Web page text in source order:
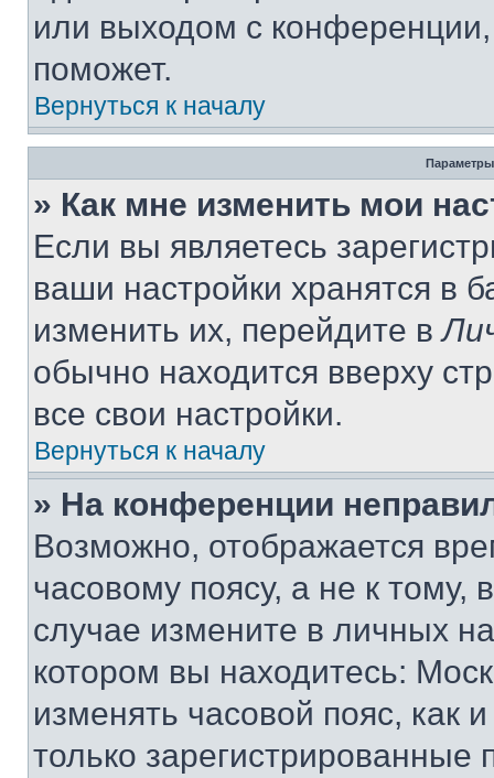
или выходом с
поможет.
Вернуться к началу
Параметры
» Как мне изменить мои
Если вы являетесь
ваши настройки хранятся в
изменить их, перейдите в
обычно находится вверху
все свои настройки.
Вернуться к началу
» На конференции
Возможно, отображается
часовому поясу, а не к тому,
случае измените в личных
котором вы находитесь:
изменять часовой пояс, как
только